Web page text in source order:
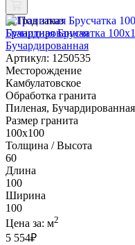
Под заказ
Гранитная Брусчатка
Бучардированная
Артикул: 1250535
Месторождение
Камбулатовское
Обработка гранита
Пиленая, Бучардированная
Размер гранита
100х100
Толщина / Высота
60
Длина
100
Ширина
100
Цена за: м2
5 554₽